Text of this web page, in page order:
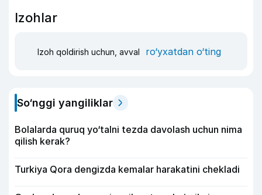
Izohlar
Izoh qoldirish uchun, avval ro‘yxatdan o‘ting
So‘nggi yangiliklar
Bolalarda quruq yo‘talni tezda davolash uchun nima
qilish kerak?
Turkiya Qora dengizda kemalar harakatini chekladi